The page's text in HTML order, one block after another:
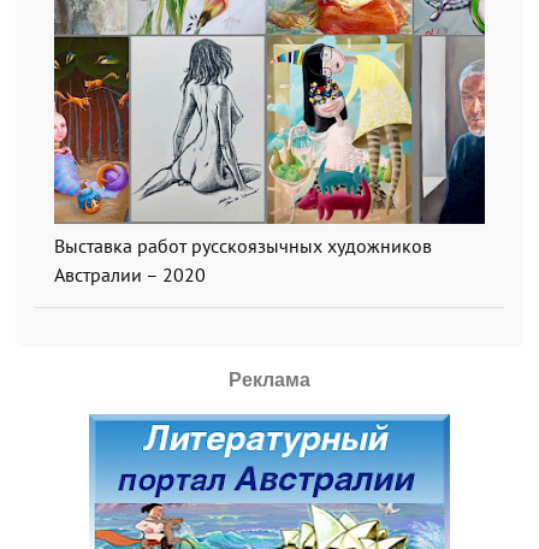
Выставка работ русскоязычных художников
Австралии – 2020
Реклама